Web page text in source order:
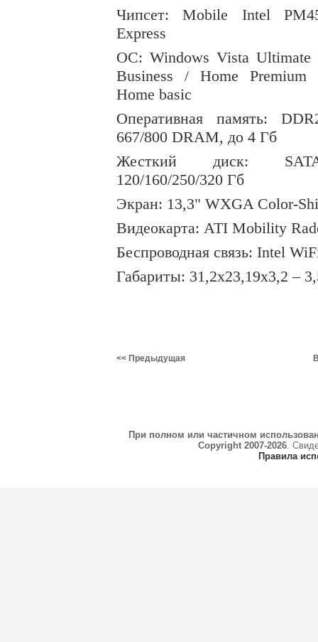
Чипсет: Mobile Intel
Express
ОС: Windows Vista Ultimate
Business / Home Premium
Home basic
Оперативная память: DDR
667/800 DRAM, до 4 Гб
Жесткий диск:
120/160/250/320 Гб
Экран: 13,3" WXGA Color-
Видеокарта: ATI Mobility
Беспроводная связь: Intel
Габариты: 31,2x23,19x3,2 –
<< Предыдущая
При полном или частичном
Copyright 2007-2026.
Правила